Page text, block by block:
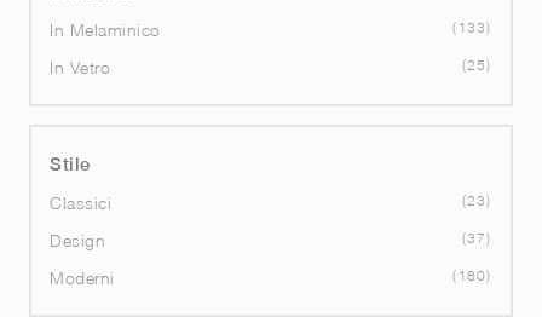
In Melaminico 133
In Vetro 25
Stile
Classici
23
Design 37
Moderni 180